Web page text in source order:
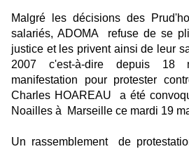
Malgré les décisions des
salariés, ADOMA refuse de se
justice et les privent ainsi de leur
2007 c'est-à-dire depuis
manifestation pour protester
Charles HOAREAU a été
Noailles à Marseille ce mardi 19
Un rassemblement de